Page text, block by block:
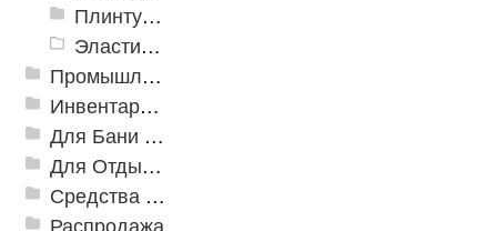
Плинтусы «KronPlast»
Эластичный напольно-стыковочный профиль Cezar
Промышленный текстиль
Инвентарь для клининга
Для Бани и Сауны
Для Отдыха и Пикника
Средства от насекомых и садовых вредителей
Распродажа